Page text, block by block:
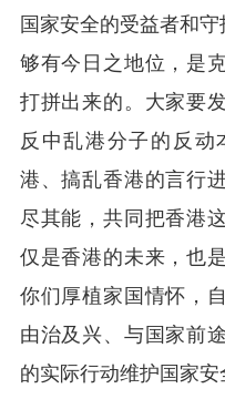
国家安全的受益者和
够有今日之地位，是
打拼出来的。大家要
反中乱港分子的反动
港、搞乱香港的言行
尽其能，共同把香港
仅是香港的未来，也
你们厚植家国情怀，
由治及兴、与国家前
的实际行动维护国家安